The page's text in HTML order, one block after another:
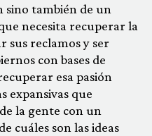
sino también de un
necesita recuperar la
sus reclamos y ser
con bases de
esa pasión
expansivas que
la gente con un
cuáles son las ideas